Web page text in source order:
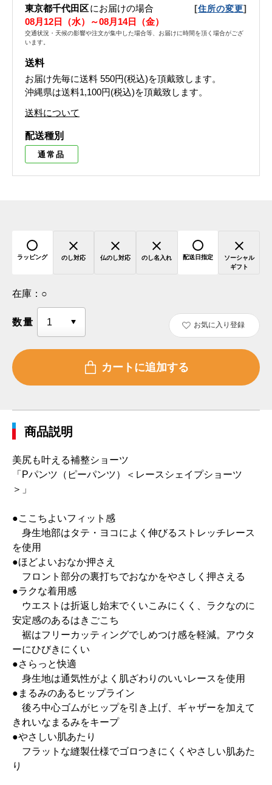
東京都千代田区にお届けの場合 [住所の変更]
08月12日（水）～08月14日（金）
交通状況・天候の影響や注文が集中した場合等、お届けに時間を頂く場合がござ
います。
送料
お届け先毎に送料 550円(税込)を頂戴致します。
沖縄県は送料1,100円(税込)を頂戴致します。
送料について
配送種別
通常品
ラッピング のし対応 仏のし対応 のし名入れ 配送日指定
ソーシャル
ギフト
在庫： ○
数量 お気に入り登録
商品説明
美尻も叶える補整ショーツ
「Pパンツ（ピーパンツ）＜レースシェイプショーツ
＞」
●ここちよいフィット感
身生地部はタテ・ヨコによく伸びるストレッチレース
を使用
●ほどよいおなか押さえ
フロント部分の裏打ちでおなかをやさしく押さえる
●ラクな着用感
ウエストは折返し始末でくいこみにくく、ラクなのに
安定感のあるはきごこち
裾はフリーカッティングでしめつけ感を軽減。アウタ
ーにひびきにくい
●さらっと快適
身生地は通気性がよく肌ざわりのいいレースを使用
●まるみのあるヒップライン
後ろ中心ゴムがヒップを引き上げ、ギャザーを加えて
きれいなまるみをキープ
●やさしい肌あたり
フラットな縫製仕様でゴロつきにくくやさしい肌あた
り